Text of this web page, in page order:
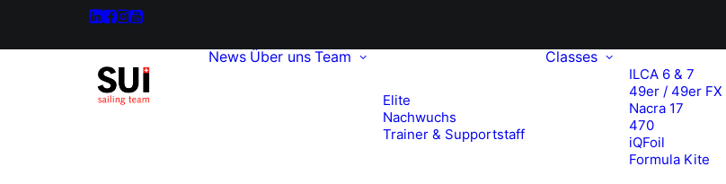
News Über uns Team
Elite
Nachwuchs
Trainer & Supportstaff
Classes
ILCA 6 & 7
49er / 49er FX
Nacra 17
470
iQFoil
Formula Kite